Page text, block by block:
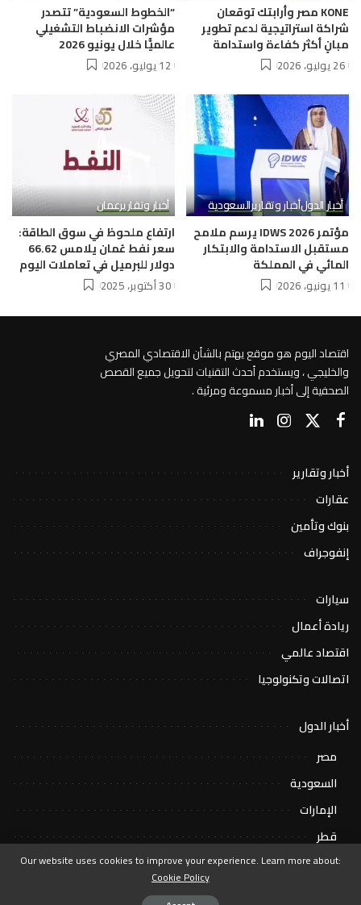
KONE مصر وأرابتك توقعان
شراكة استراتيجية لدعم تطوير
مبانٍ أكثر كفاءة واستدامة
26 يوليو، 2026
“الخطوط السعودية” تتصدر
مؤشرات الانضباط التشغيلي
عالميًّا خلال يونيو 2026
12 يوليو، 2026
أخبار الدولأخبار وتقاريرالسعودية
مؤتمر IDWS 2026 يرسم ملامح
مستقبل الاستدامة والابتكار
المائي في المملكة
11 يونيو، 2026
أخبار وتقاريرعمان
ارتفاع ملحوظ في سوق الطاقة:
سعر نفط عُمان يلامس 66.62
دولار للبرميل في تعاملات اليوم
30 أكتوبر، 2025
اقتصاد اليوم هو موقع يهتم بالشأن الاقتصادي المصري
والخليجي ، ويستخدم أحدث التقنيات لتحويل جميع القصص
الصحفية إلى أخبار مسموعة ومرئية .
أخبار وتقارير
عقارات
بنوك وتأمين
إنفوجراف
سيارات
ريادة أعمال
اقتصاد عالمي
اتصالات وتكنولوجيا
أخبار الدول
مصر
السعودية
الإمارات
قطر
Our website uses cookies to improve your experience. Learn more about:
Cookie Policy